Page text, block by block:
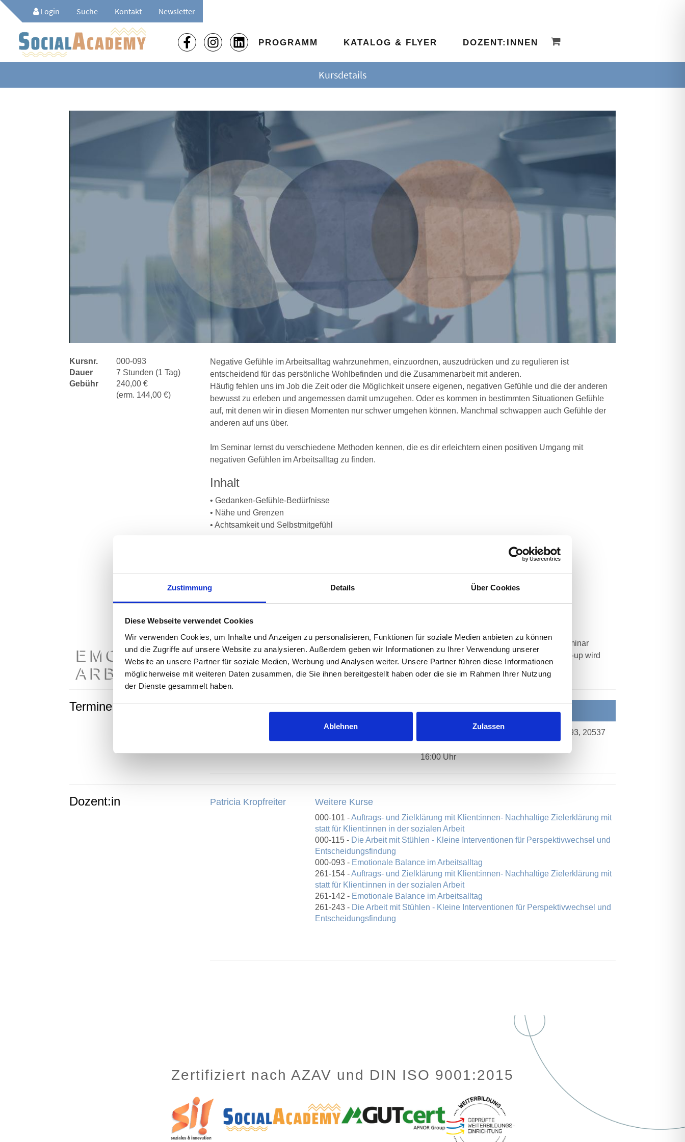
Zustimmung Details Über Cookies
Diese Webseite verwendet Cookies
Wir verwenden Cookies, um Inhalte und Anzeigen zu personalisieren, Funktionen für soziale Medien anbieten zu können
und die Zugriffe auf unsere Website zu analysieren. Außerdem geben wir Informationen zu Ihrer Verwendung unserer
Website an unsere Partner für soziale Medien, Werbung und Analysen weiter. Unsere Partner führen diese Informationen
möglicherweise mit weiteren Daten zusammen, die Sie ihnen bereitgestellt haben oder die sie im Rahmen Ihrer Nutzung
der Dienste gesammelt haben.
Ablehnen Zulassen
Login Suche Kontakt Newsletter
PROGRAMM KATALOG & FLYER DOZENT:INNEN
Kursdetails
EMOTIONALE BALANCE IM
ARBEITSALLTAG
Kursnr.
000-093
Dauer
7 Stunden (1 Tag)
Gebühr
240,00 €
(erm. 144,00 €)
Negative Gefühle im Arbeitsalltag wahrzunehmen, einzuordnen, auszudrücken und zu regulieren ist
entscheidend für das persönliche Wohlbefinden und die Zusammenarbeit mit anderen.
Häufig fehlen uns im Job die Zeit oder die Möglichkeit unsere eigenen, negativen Gefühle und die der anderen
bewusst zu erleben und angemessen damit umzugehen. Oder es kommen in bestimmten Situationen Gefühle
auf, mit denen wir in diesen Momenten nur schwer umgehen können. Manchmal schwappen auch Gefühle der
anderen auf uns über.
Im Seminar lernst du verschiedene Methoden kennen, die es dir erleichtern einen positiven Umgang mit
negativen Gefühlen im Arbeitsalltag zu finden.
Inhalt
• Gedanken-Gefühle-Bedürfnisse
• Nähe und Grenzen
• Achtsamkeit und Selbstmitgefühl
Zielgruppe
Das Hauptseminar hat eine Dauer von 7 Stunden.
Dieses zusätzliche Online-Seminar dient als Praxis-Check, um Sie dabei zu unterstützen, die im Seminar
erarbeiteten Methoden erfolgreich in den Alltag zu übertragen. Der konkrete Termin für dieses Follow-up wird
gemeinsam mit den Teilnehmenden im Seminar abgestimmt. Die Teilnahme ist freiwillig.
Termine Jetzt anmelden Datum Ort
16:00 Uhr
Wendenstr. 493, 20537
Dozent:in Patricia Kropfreiter Weitere Kurse
000-101 -Auftrags- und Zielklärung mit Klient:innen- Nachhaltige Zielerklärung mit
statt für Klient:innen in der sozialen Arbeit
000-115 - Die Arbeit mit Stühlen - Kleine Interventionen für Perspektivwechsel und
Entscheidungsfindung
000-093 - Emotionale Balance im Arbeitsalltag
261-154 -Auftrags- und Zielklärung mit Klient:innen- Nachhaltige Zielerklärung mit
statt für Klient:innen in der sozialen Arbeit
261-142 - Emotionale Balance im Arbeitsalltag
261-243 - Die Arbeit mit Stühlen - Kleine Interventionen für Perspektivwechsel und
Entscheidungsfindung
Zertifiziert nach AZAV und DIN ISO 9001:2015